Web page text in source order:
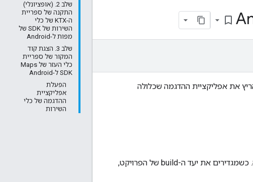
שלב 2. (אופציונלי)
התקנה של ספריית
ה-KTX של כלי
השירות של SDK של
מפות ל-Android
שלב 3. הצגת קוד
המקור של ספריית
כלי העזר של Maps
SDK ל-Android
הפעלת
אפליקציית
ההדגמה של כלי
השירות
bookmark_border
את אפליקציית ההדגמה שכלולה
15 ומעלה. כשמגדירים את יעד ה-build של הפרויקט,